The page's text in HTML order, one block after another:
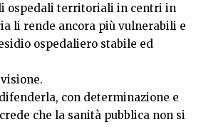
ospedali territoriali in centri in
li rende ancora più vulnerabili e
ospedaliero stabile ed
con determinazione e
che la sanità pubblica non si